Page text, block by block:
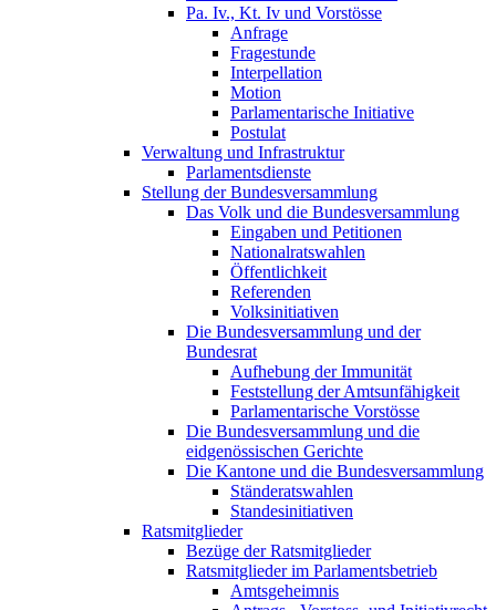
Pa. Iv., Kt. Iv und Vorstösse
Anfrage
Fragestunde
Interpellation
Motion
Parlamentarische Initiative
Postulat
Verwaltung und Infrastruktur
Parlamentsdienste
Stellung der Bundesversammlung
Das Volk und die Bundesversammlung
Eingaben und Petitionen
Nationalratswahlen
Öffentlichkeit
Referenden
Volksinitiativen
Die Bundesversammlung und der
Bundesrat
Aufhebung der Immunität
Feststellung der Amtsunfähigkeit
Parlamentarische Vorstösse
Die Bundesversammlung und die
eidgenössischen Gerichte
Die Kantone und die Bundesversammlung
Ständeratswahlen
Standesinitiativen
Ratsmitglieder
Bezüge der Ratsmitglieder
Ratsmitglieder im Parlamentsbetrieb
Amtsgeheimnis